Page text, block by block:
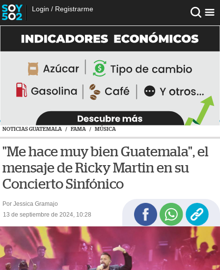
Login / Registrarme
NOTICIAS GUATEMALA / FAMA / MÚSICA
"Me hace muy bien Guatemala", el
mensaje de Ricky Martin en su
Concierto Sinfónico
Por Jessica Gramajo
13 de septiembre de 2024, 10:28